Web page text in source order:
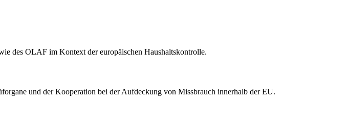
des OLAF im Kontext der europäischen Haushaltskontrolle.
und der Kooperation bei der Aufdeckung von Missbrauch innerhalb der EU.